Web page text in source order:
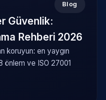
Blog
Güvenlik:
Rehberi 2026
koruyun: en yaygın
önlem ve ISO 27001